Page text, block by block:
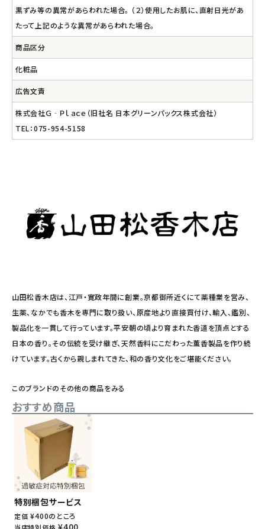
黒ずみ等の異常があらわれた場合。 （２）使用したお肌に、直射日光があ
たって上記のような異常があらわれた場合。
商品区分
化粧品
広告文責
株式会社Ｇ‐Ｐｌａｃｅ（旧社名 日本グリーンパックス株式会社）
TEL：075-954-5158
山田松香木店は、江戸・寛政年間に創業。京都御所近くにて薬種業を営み、
生薬、なかでも香木を専門に取り扱い、原産地より直接買付け、輸入、鑑別、
製品化を一貫して行っています。平安朝の頃より育まれた香道を頂点とする
日本の香り。その伝統を受け継ぎ、天然香料にこだわった薫香製品を作り続
けています。古くから親しまれてきた、和の香り文化をご堪能ください。
このブランドのその他の商品をみる
おすすめ商品
特別梱包サービス
定価 ¥400のところ
当店特別価格 ¥400